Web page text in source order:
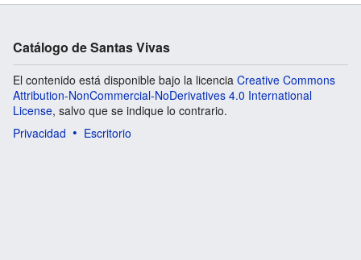
Catálogo de Santas Vivas
El contenido está disponible bajo la licencia Creative Commons
Attribution-NonCommercial-NoDerivatives 4.0 International
License, salvo que se indique lo contrario.
Privacidad
Escritorio